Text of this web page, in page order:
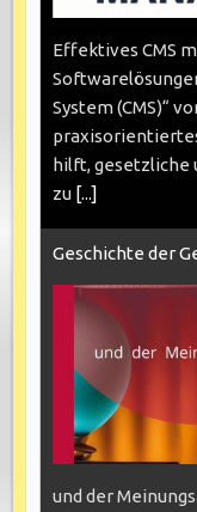
Effektives CMS
System (CMS)“
hilft, gesetzliche
zu [...]
Geschichte der
und der